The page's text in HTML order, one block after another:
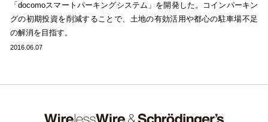
「docomoスマートパーキングシステム」を開発した。コインパーキン
グの初期投資を削減することで、土地の有効活用や都心の駐車場不足
の解消を目指す。
2016.06.07